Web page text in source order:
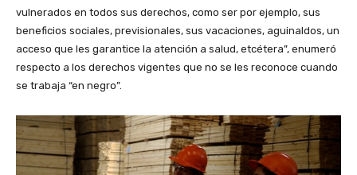
vulnerados en todos sus derechos, como ser por ejemplo, sus
beneficios sociales, previsionales, sus vacaciones, aguinaldos, un
acceso que les garantice la atención a salud, etcétera”, enumeró
respecto a los derechos vigentes que no se les reconoce cuando
se trabaja “en negro”.